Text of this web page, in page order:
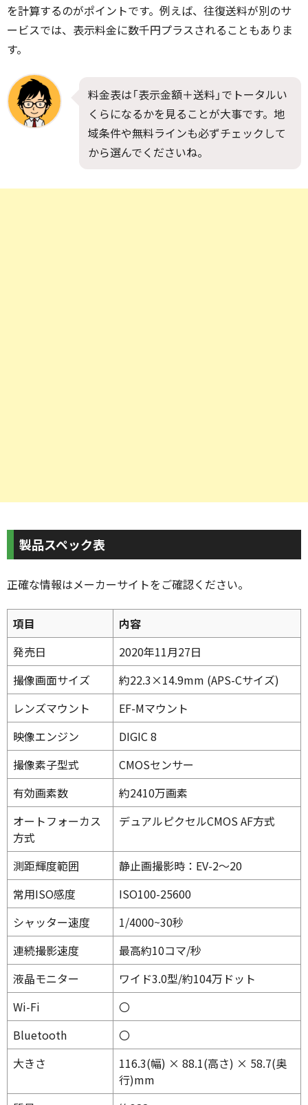
を計算するのがポイントです。例えば、往復送料が別のサ
ービスでは、表示料金に数千円プラスされることもありま
す。
料金表は「表示金額＋送料」でトータルい
くらになるかを見ることが大事です。地
域条件や無料ラインも必ずチェックして
から選んでくださいね。
製品スペック表
正確な情報はメーカーサイトをご確認ください。
項目
内容
発売日
2020年11月27日
撮像画面サイズ
約22.3×14.9mm (APS-Cサイズ)
レンズマウント
EF-Mマウント
映像エンジン
DIGIC 8
撮像素子型式
CMOSセンサー
有効画素数
約2410万画素
オートフォーカス
方式
デュアルピクセルCMOS AF方式
測距輝度範囲
静止画撮影時：EV-2～20
常用ISO感度
ISO100-25600
シャッター速度
1/4000~30秒
連続撮影速度
最高約10コマ/秒
液晶モニター
ワイド3.0型/約104万ドット
Wi-Fi
〇
Bluetooth
〇
大きさ
116.3(幅) × 88.1(高さ) × 58.7(奥
行)mm